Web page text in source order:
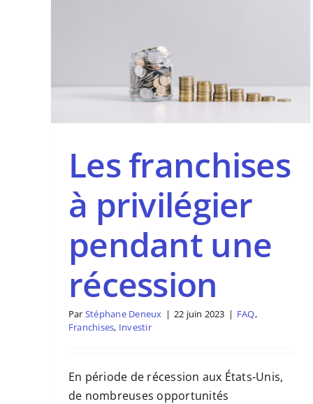
Les franchises
à privilégier
pendant une
récession
Par Stéphane Deneux | 22 juin 2023 | FAQ,
Franchises, Investir
En période de récession aux États-Unis,
de nombreuses opportunités
Obtenir une Carte Verte
Investisseur (EB5)